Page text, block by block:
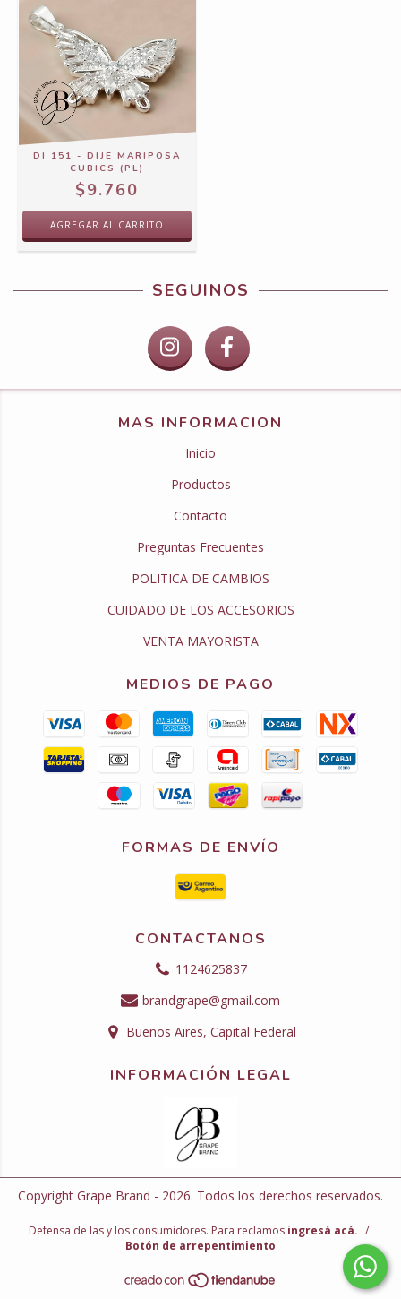
DI 151 - DIJE MARIPOSA
CUBICS (PL)
$9.760
SEGUINOS
MAS INFORMACION
Inicio
Productos
Contacto
Preguntas Frecuentes
POLITICA DE CAMBIOS
CUIDADO DE LOS ACCESORIOS
VENTA MAYORISTA
MEDIOS DE PAGO
FORMAS DE ENVÍO
CONTACTANOS
1124625837
brandgrape@gmail.com
Buenos Aires, Capital Federal
INFORMACIÓN LEGAL
Copyright Grape Brand - 2026. Todos los derechos reservados.
Defensa de las y los consumidores. Para reclamos ingresá acá. /
Botón de arrepentimiento